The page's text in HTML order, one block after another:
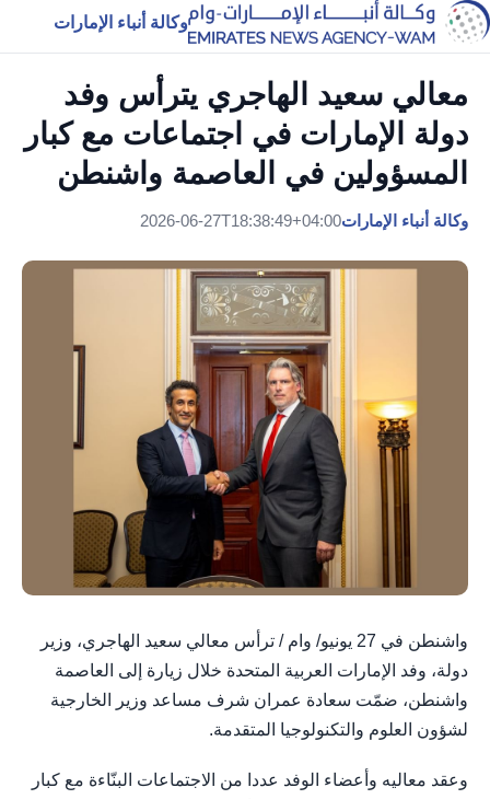
وكالة أنباء الإمارات
معالي سعيد الهاجري يترأس وفد
دولة الإمارات في اجتماعات مع كبار
المسؤولين في العاصمة واشنطن
وكالة أنباء الإمارات2026-06-27T18:38:49+04:00
واشنطن في 27 يونيو/ وام / ترأس معالي سعيد الهاجري، وزير
دولة، وفد الإمارات العربية المتحدة خلال زيارة إلى العاصمة
واشنطن، ضمّت سعادة عمران شرف مساعد وزير الخارجية
لشؤون العلوم والتكنولوجيا المتقدمة.
وعقد معاليه وأعضاء الوفد عددا من الاجتماعات البنّاءة مع كبار